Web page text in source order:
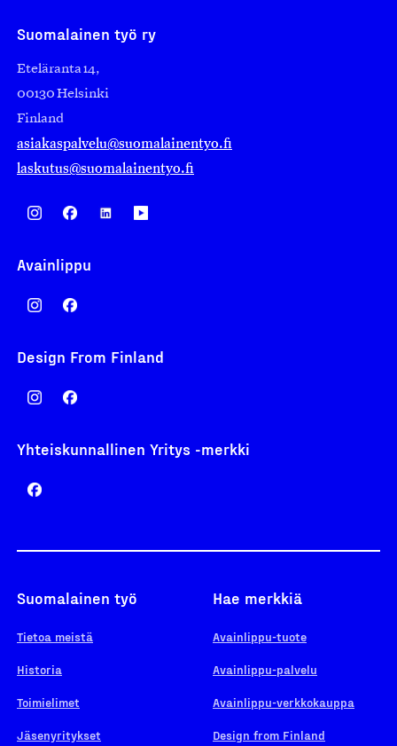
Suomalainen työ ry
Eteläranta 14,
00130 Helsinki
Finland
asiakaspalvelu@suomalainentyo.fi
laskutus@suomalainentyo.fi
Avainlippu
Design From Finland
Yhteiskunnallinen Yritys -merkki
Suomalainen työ
Tietoa meistä
Historia
Toimielimet
Jäsenyritykset
Hae merkkiä
Avainlippu-tuote
Avainlippu-palvelu
Avainlippu-verkkokauppa
Design from Finland